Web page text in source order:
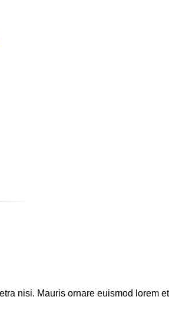
nisi. Mauris ornare euismod